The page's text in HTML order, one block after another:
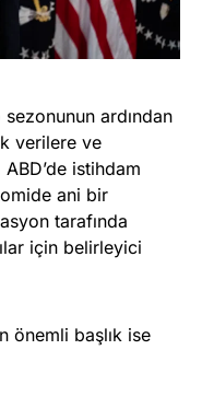
ardından
verilere ve
istihdam
ani bir
tarafında
için belirleyici
önemli başlık ise